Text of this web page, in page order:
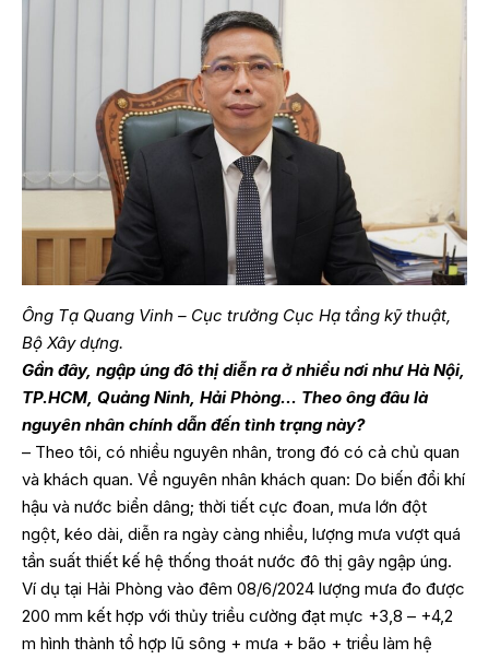
Ông Tạ Quang Vinh – Cục trưởng Cục Hạ tầng kỹ thuật,
Bộ Xây dựng.
Gần đây, ngập úng đô thị diễn ra ở nhiều nơi như Hà Nội,
TP.HCM, Quảng Ninh, Hải Phòng… Theo ông đâu là
nguyên nhân chính dẫn đến tình trạng này?
– Theo tôi, có nhiều nguyên nhân, trong đó có cả chủ quan
và khách quan. Về nguyên nhân khách quan: Do biến đổi khí
hậu và nước biển dâng; thời tiết cực đoan, mưa lớn đột
ngột, kéo dài, diễn ra ngày càng nhiều, lượng mưa vượt quá
tần suất thiết kế hệ thống thoát nước đô thị gây ngập úng.
Ví dụ tại Hải Phòng vào đêm 08/6/2024 lượng mưa đo được
200 mm kết hợp với thủy triều cường đạt mực +3,8 – +4,2
m hình thành tổ hợp lũ sông + mưa + bão + triều làm hệ